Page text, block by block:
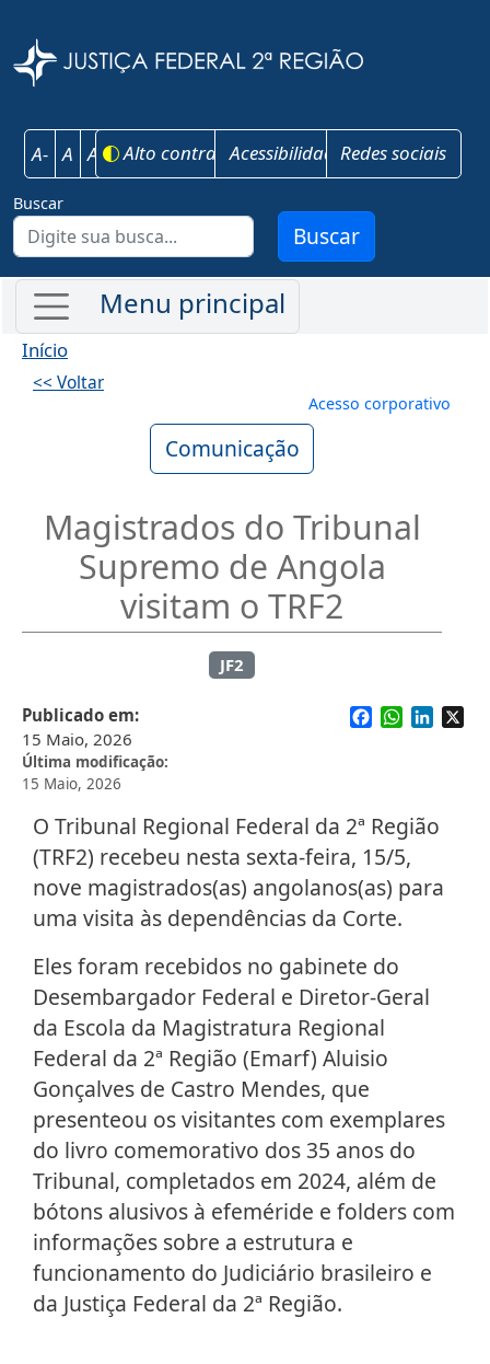
A- A A+ Alto contrasteAcessibilidadeRedes sociais
Buscar
Buscar
Início
<< Voltar
Menu de
Acesso corporativo
Comunicação
Magistrados do Tribunal
Supremo de Angola
visitam o TRF2
JF2
Publicado em
15 Maio, 2026
Última modificação
15 Maio, 2026
Facebook
WhatsApp
O Tribunal Regional Federal da 2ª Região
(TRF2) recebeu nesta sexta-feira, 15/5,
nove magistrados(as) angolanos(as) para
uma visita às dependências da Corte.
Eles foram recebidos no gabinete do
Desembargador Federal e Diretor-Geral
da Escola da Magistratura Regional
Federal da 2ª Região (Emarf) Aluisio
Gonçalves de Castro Mendes, que
presenteou os visitantes com exemplares
do livro comemorativo dos 35 anos do
Tribunal, completados em 2024, além de
bótons alusivos à efeméride e folders com
informações sobre a estrutura e
funcionamento do Judiciário brasileiro e
da Justiça Federal da 2ª Região.